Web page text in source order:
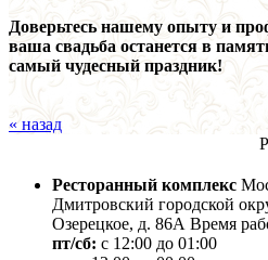
Доверьтесь нашему опыту и
ваша свадьба останется в
самый чудесный праздник!
« назад
Ресторанный комплекс
Дмитровский городской
Озерецкое, д. 86А Время
пт/сб: с 12:00 до 01:00